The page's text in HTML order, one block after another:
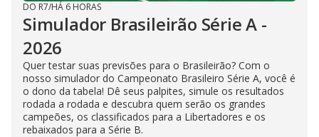
DO R7/HÁ 6 HORAS
Simulador Brasileirão Série A -
2026
Quer testar suas previsões para o Brasileirão? Com o
nosso simulador do Campeonato Brasileiro Série A, você é
o dono da tabela! Dê seus palpites, simule os resultados
rodada a rodada e descubra quem serão os grandes
campeões, os classificados para a Libertadores e os
rebaixados para a Série B.